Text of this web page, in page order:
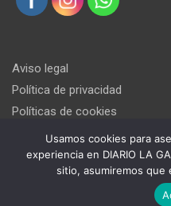
Aviso legal
Política de privacidad
Políticas de cookies
Usamos cookies para
experiencia en DIARIO LA
sitio, asumiremos que